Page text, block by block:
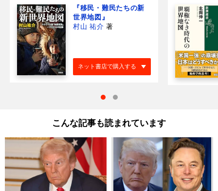
『移民・難民たちの新
世界地図』
村山 祐介 著
ネット書店で購入する
こんな記事も読まれています